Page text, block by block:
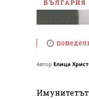
БЪЛГАРИЯ
Автор Елица
Имунитетът